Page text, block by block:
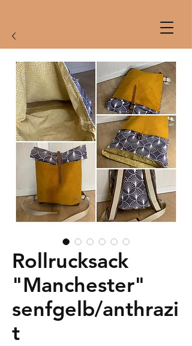
Rollrucksack
"Manchester"
senfgelb/anthrazi
t